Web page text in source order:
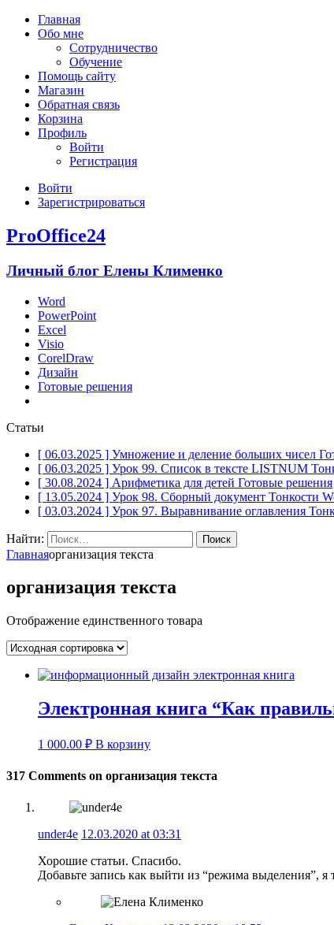
Главная
Обо мне
Сотрудничество
Обучение
Помощь сайту
Магазин
Обратная связь
Корзина
Профиль
Войти
Регистрация
Войти
Зарегистрироваться
ProOffice24
Личный блог Елены Клименко
Word
PowerPoint
Excel
Visio
CorelDraw
Дизайн
Готовые решения
Статьи
[ 06.03.2025 ] Умножение и деление больших чисел
[ 06.03.2025 ] Урок 99. Список в тексте LISTNUM
[ 30.08.2024 ] Арифметика для детей Готовые решения
[ 13.05.2024 ] Урок 98. Сборный документ Тонкости
[ 03.03.2024 ] Урок 97. Выравнивание оглавления
Найти:
Главнаяорганизация текста
организация текста
Отображение единственного товара
Электронная книга “Как
1 000.00 ₽ В корзину
317 Comments on организация текста
under4e 12.03.2020 at 03:31
Хорошие статьи. Спасибо.
Добавьте запись как выйти из “режима выделения”,